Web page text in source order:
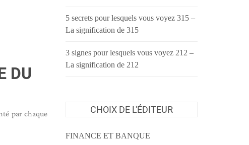
DU
par chaque
5 secrets pour lesquels vous voyez 315 –
La signification de 315
3 signes pour lesquels vous voyez 212 –
La signification de 212
CHOIX DE L'ÉDITEUR
FINANCE ET BANQUE